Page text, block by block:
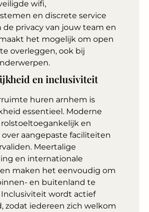
wifi,
en discrete service
de privacy van jouw team en
het mogelijk om open
overleggen, ook bij
en inclusiviteit
huren arnhem is
essentieel. Moderne
rolstoeltoegankelijk en
aangepaste faciliteiten
Meertalige
en internationale
maken het eenvoudig om
en buitenland te
wordt actief
zodat iedereen zich welkom